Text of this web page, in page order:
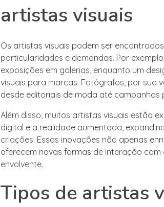
artistas visuais
Os artistas visuais podem ser
particularidades e demandas. Por
exposições em galerias, enquanto um
visuais para marcas. Fotógrafos, por sua
desde editoriais de moda até campanhas
Além disso, muitos artistas visuais estão
digital e a realidade aumentada,
criações. Essas inovações não apenas
oferecem novas formas de interação
envolvente.
Tipos de artistas